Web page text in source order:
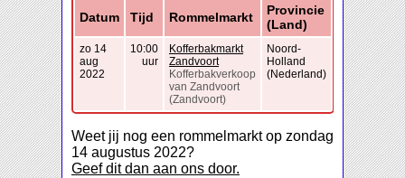
Datum Tijd Rommelmarkt
Provincie
(Land)
zo 14
aug
2022
10:00
uur
Kofferbakmarkt
Zandvoort
Kofferbakverkoop
van Zandvoort
(Zandvoort)
Noord-
Holland
(Nederland)
Weet jij nog een rommelmarkt op zondag
14 augustus 2022?
Geef dit dan aan ons door.